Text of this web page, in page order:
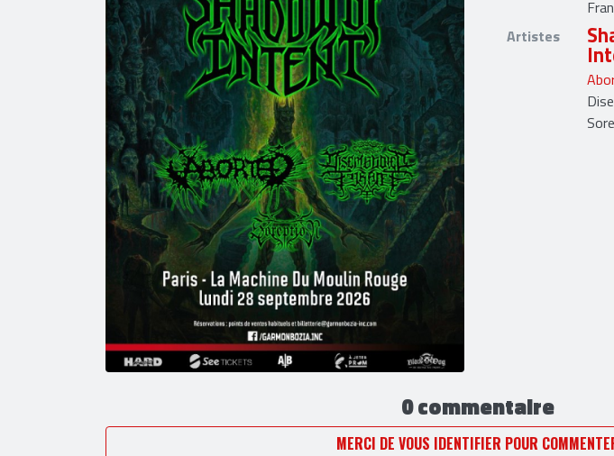
Artistes
0 commentaire
MERCI DE VOUS IDENTIFIER POUR